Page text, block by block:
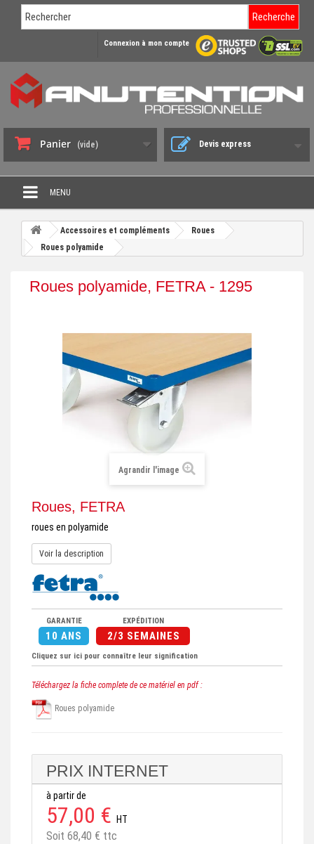
Recherche
Connexion à mon compte
Panier (vide) Devis express
MENU
PROMO DÉSTOCKAGE
CHARIOT DE MANUTENTION
REMORQUE INDUSTRIELLE
ROULEUR ET PLATEAU ROULANT
TRANSPALETTE ET PALETTAGE
GERBEUR ET CRIC INDUSTRIEL
Accessoires et compléments
Roues
Roues polyamide
Roues polyamide, FETRA - 1295
Agrandir l'image
Roues, FETRA
roues en polyamide
Voir la description
GARANTIE
10 ANS
EXPÉDITION
2/3 SEMAINES
Cliquez sur ici pour connaître leur signification
Téléchargez la fiche complete de ce matériel en pdf :
Roues polyamide
PRIX INTERNET
à partir de
57,00 € HT
Soit 68,40 € ttc